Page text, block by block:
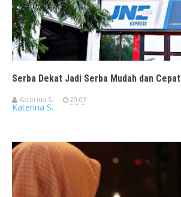
Serba Dekat Jadi Serba Mudah dan Cepat
Katerina S. 20.07
Katerina S.